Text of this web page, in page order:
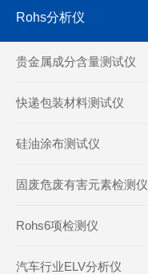
Rohs分析仪
贵金属成分含量测试仪
快递包装材料测试仪
硅油涂布测试仪
固废危废有害元素检测仪
Rohs6项检测仪
汽车行业ELV分析仪